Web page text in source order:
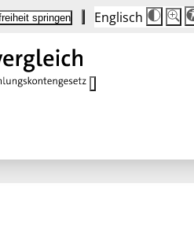
springen Englisch
Die
100